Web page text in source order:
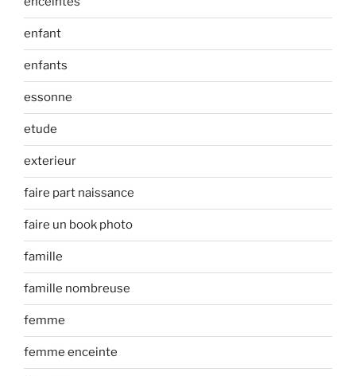
enfant
enfants
essonne
etude
exterieur
faire part naissance
faire un book photo
famille
famille nombreuse
femme
femme enceinte